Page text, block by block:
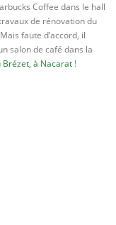
Coffee dans le hall
de rénovation du
faute d’accord, il
salon de café dans la
Brézet, à Nacarat !